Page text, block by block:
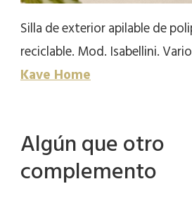
Silla de exterior apilable de
reciclable. Mod. Isabellini.
Kave Home
Algún que otro
complemento